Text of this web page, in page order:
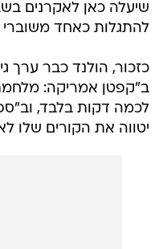
שיעלה כאן לאקרנים
להתגלות כאחד משוברי
כזכור, הולנד כבר ערך
ב"קפטן אמריקה:
לכמה דקות בלבד,
יטווה את הקורים שלו